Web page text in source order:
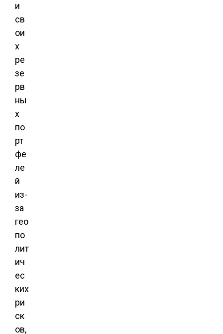
и
св
ои
х
ре
зе
рв
ны
х
по
рт
фе
ле
й
из-
за
гео
по
лит
ич
ес
ких
ри
ск
ов,